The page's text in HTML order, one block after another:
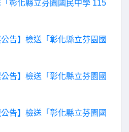
「彰化縣立芬園國民中學 115
公告】檢送「彰化縣立芬園國
公告】檢送「彰化縣立芬園國
公告】檢送「彰化縣立芬園國